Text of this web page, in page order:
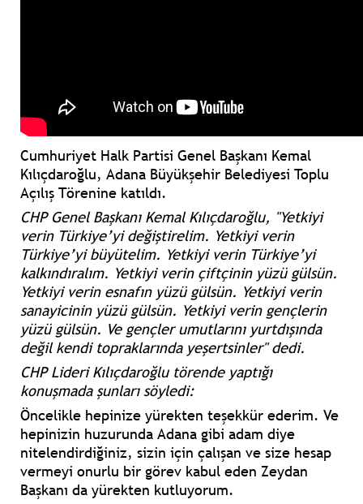
Cumhuriyet Halk Partisi Genel Başkanı Kemal
Kılıçdaroğlu, Adana Büyükşehir Belediyesi Toplu
Açılış Törenine katıldı.
CHP Genel Başkanı Kemal Kılıçdaroğlu, "Yetkiyi
verin Türkiye’yi değiştirelim. Yetkiyi verin
Türkiye’yi büyütelim. Yetkiyi verin Türkiye’yi
kalkındıralım. Yetkiyi verin çiftçinin yüzü gülsün.
Yetkiyi verin esnafın yüzü gülsün. Yetkiyi verin
sanayicinin yüzü gülsün. Yetkiyi verin gençlerin
yüzü gülsün. Ve gençler umutlarını yurtdışında
değil kendi topraklarında yeşertsinler"dedi.
CHP Lideri Kılıçdaroğlu törende yaptığı
konuşmada şunları söyledi:
Öncelikle hepinize yürekten teşekkür ederim. Ve
hepinizin huzurunda Adana gibi adam diye
nitelendirdiğiniz, sizin için çalışan ve size hesap
vermeyi onurlu bir görev kabul eden Zeydan
Başkanı da yürekten kutluyorum.